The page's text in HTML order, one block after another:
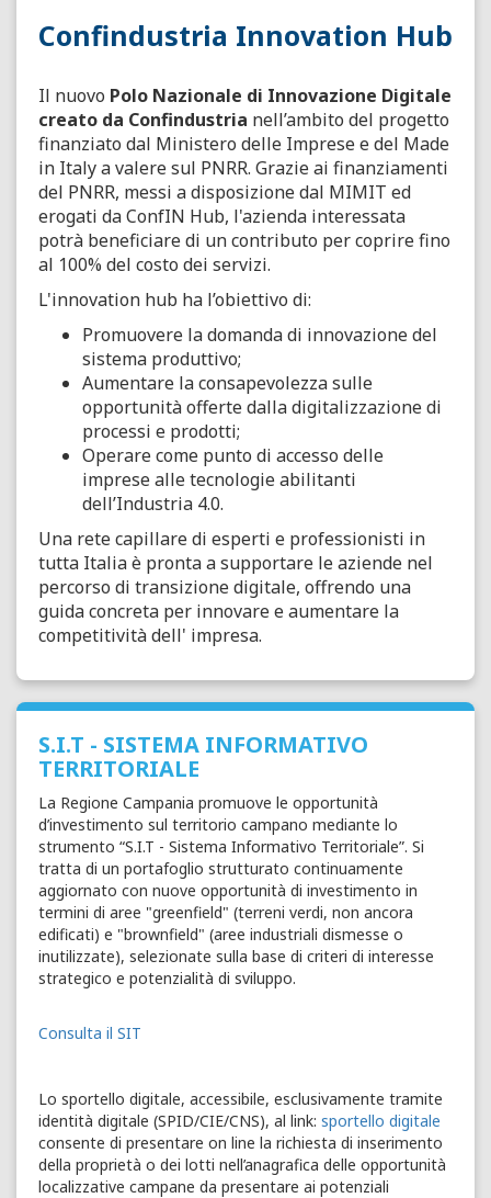
Confindustria Innovation Hub
Il nuovo Polo Nazionale di Innovazione Digitale
creato da Confindustria nell’ambito del progetto
finanziato dal Ministero delle Imprese e del Made
in Italy a valere sul PNRR. Grazie ai finanziamenti
del PNRR, messi a disposizione dal MIMIT ed
erogati da ConfIN Hub, l'azienda interessata
potrà beneficiare di un contributo per coprire fino
al 100% del costo dei servizi.
L'innovation hub ha l’obiettivo di:
Promuovere la domanda di innovazione del
sistema produttivo;
Aumentare la consapevolezza sulle
opportunità offerte dalla digitalizzazione di
processi e prodotti;
Operare come punto di accesso delle
imprese alle tecnologie abilitanti
dell’Industria 4.0.
Una rete capillare di esperti e professionisti in
tutta Italia è pronta a supportare le aziende nel
percorso di transizione digitale, offrendo una
guida concreta per innovare e aumentare la
competitività dell' impresa.
S.I.T - SISTEMA INFORMATIVO
TERRITORIALE
La Regione Campania promuove le opportunità
d’investimento sul territorio campano mediante lo
strumento “S.I.T - Sistema Informativo Territoriale”. Si
tratta di un portafoglio strutturato continuamente
aggiornato con nuove opportunità di investimento in
termini di aree "greenfield" (terreni verdi, non ancora
edificati) e "brownfield" (aree industriali dismesse o
inutilizzate), selezionate sulla base di criteri di interesse
strategico e potenzialità di sviluppo.
Consulta il SIT
Lo sportello digitale, accessibile, esclusivamente tramite
identità digitale (SPID/CIE/CNS), al link: sportello digitale
consente di presentare on line la richiesta di inserimento
della proprietà o dei lotti nell’anagrafica delle opportunità
localizzative campane da presentare ai potenziali